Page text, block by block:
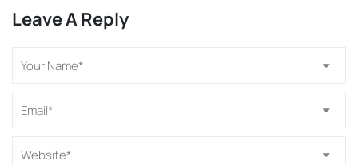
Leave A Reply